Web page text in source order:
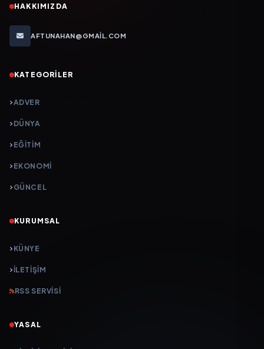
HAKKIMIZDA
AFTUNAHAN@GMAIL.COM
KATEGORILER
ADVER
DÜNYA
EĞİTİM
EKONOMİ
GÜNCEL
KURUMSAL
KÜNYE
İLETIŞIM
RSS SERVISI
YASAL